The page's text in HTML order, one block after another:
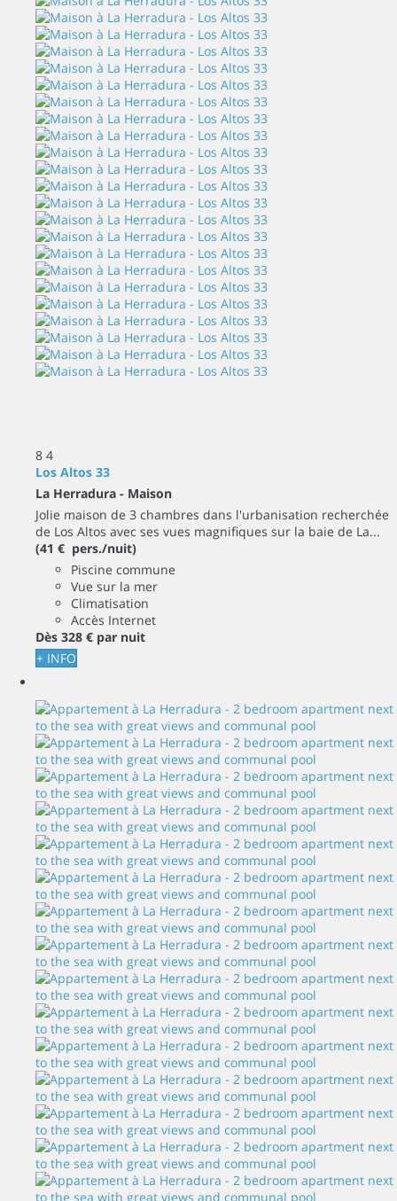
8 4
Los Altos 33
La Herradura - Maison
Jolie maison de 3 chambres dans l'urbanisation recherchée
de Los Altos avec ses vues magnifiques sur la baie de La...
(41 € pers./nuit)
Piscine commune
Vue sur la mer
Climatisation
Accès Internet
Dès 328 € par nuit
+ INFO